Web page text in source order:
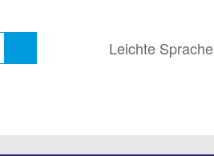
Leichte Sprache